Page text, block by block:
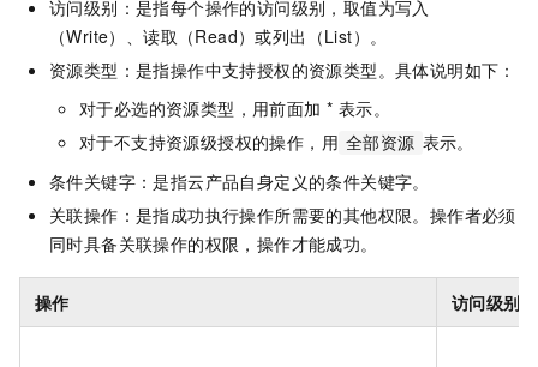
访问级别：是指每个操作的访问级别，取值为写入
（Write）、读取（Read）或列出（List）。
资源类型：是指操作中支持授权的资源类型。具体说明如下：
对于必选的资源类型，用前面加 * 表示。
对于不支持资源级授权的操作，用 全部资源 表示。
条件关键字：是指云产品自身定义的条件关键字。
关联操作：是指成功执行操作所需要的其他权限。操作者必须
同时具备关联操作的权限，操作才能成功。
操作 访问级别